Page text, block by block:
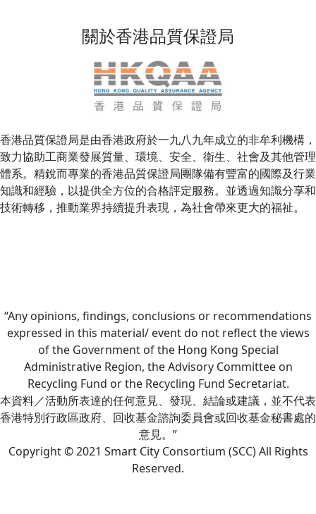
關於香港品質保證局
香港品質保證局是由香港政府於一九八九年成立的非牟利機構，
致力協助工商業發展質量、環境、安全、衛生、社會及其他管理
體系。精銳而專業的香港品質保證局團隊備有豐富的國際及行業
知識和經驗，以提供全方位的合格評定服務。並透過知識分享和
技術轉移，推動業界持續提升表現，為社會帶來更大的福祉。
“Any opinions, findings, conclusions or recommendations
expressed in this material/ event do not reflect the views
of the Government of the Hong Kong Special
Administrative Region, the Advisory Committee on
Recycling Fund or the Recycling Fund Secretariat.
本資料／活動所表達的任何意見、發現、結論或建議，並不代表
香港特別行政區政府、回收基金諮詢委員會或回收基金秘書處的
意見。”
Copyright © 2021 Smart City Consortium (SCC) All Rights
Reserved.